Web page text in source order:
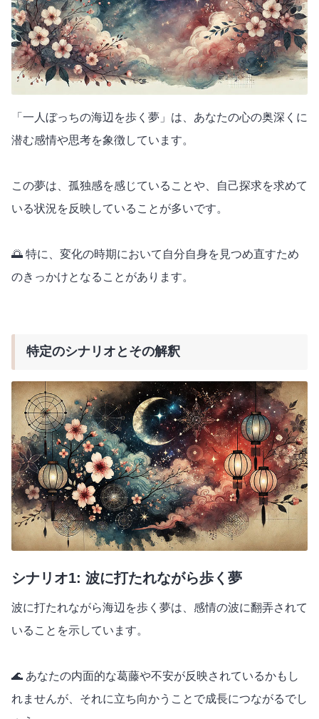
「一人ぼっちの海辺を歩く夢」は、あなたの心の奥深くに
潜む感情や思考を象徴しています。
この夢は、孤独感を感じていることや、自己探求を求めて
いる状況を反映していることが多いです。
🌅 特に、変化の時期において自分自身を見つめ直すため
のきっかけとなることがあります。
特定のシナリオとその解釈
シナリオ1: 波に打たれながら歩く夢
波に打たれながら海辺を歩く夢は、感情の波に翻弄されて
いることを示しています。
🌊 あなたの内面的な葛藤や不安が反映されているかもし
れませんが、それに立ち向かうことで成長につながるでし